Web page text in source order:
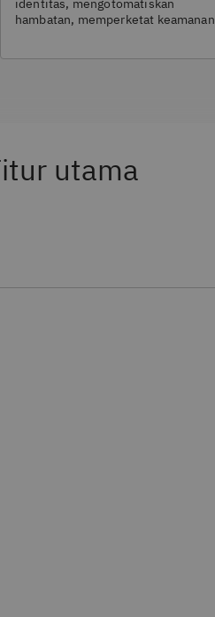
identitas, mengotomatiskan
hambatan, memperketat keamanan
utama